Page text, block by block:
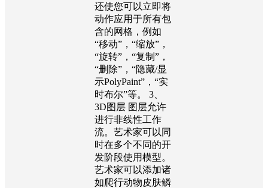
还使您可以立即将
动作应用于所有包
含的网格，例如
“移动”，“缩放”，
“旋转”，“复制”，
“删除”，“隐藏/显
示PolyPaint”，“实
时布尔”等。 3、
3D图层 图层允许
进行非线性工作
流。艺术家可以同
时在多个不同的开
发阶段使用模型。
艺术家可以添加诸
如爬行动物皮肤鳞